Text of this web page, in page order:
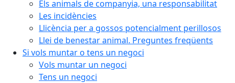
Els animals de companyia, una responsabilitat
Les incidències
Llicència per a gossos potencialment perillosos
Llei de benestar animal. Preguntes freqüents
Si vols muntar o tens un negoci
Vols muntar un negoci
Tens un negoci